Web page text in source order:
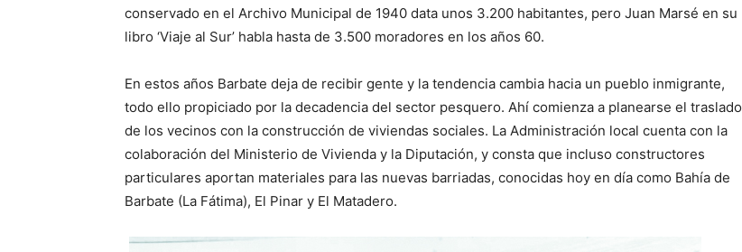
conservado en el Archivo Municipal de 1940 data unos 3.200 habitantes, pero Juan Marsé en su
libro ‘Viaje al Sur’ habla hasta de 3.500 moradores en los años 60.
En estos años Barbate deja de recibir gente y la tendencia cambia hacia un pueblo inmigrante,
todo ello propiciado por la decadencia del sector pesquero. Ahí comienza a planearse el traslado
de los vecinos con la construcción de viviendas sociales. La Administración local cuenta con la
colaboración del Ministerio de Vivienda y la Diputación, y consta que incluso constructores
particulares aportan materiales para las nuevas barriadas, conocidas hoy en día como Bahía de
Barbate (La Fátima), El Pinar y El Matadero.